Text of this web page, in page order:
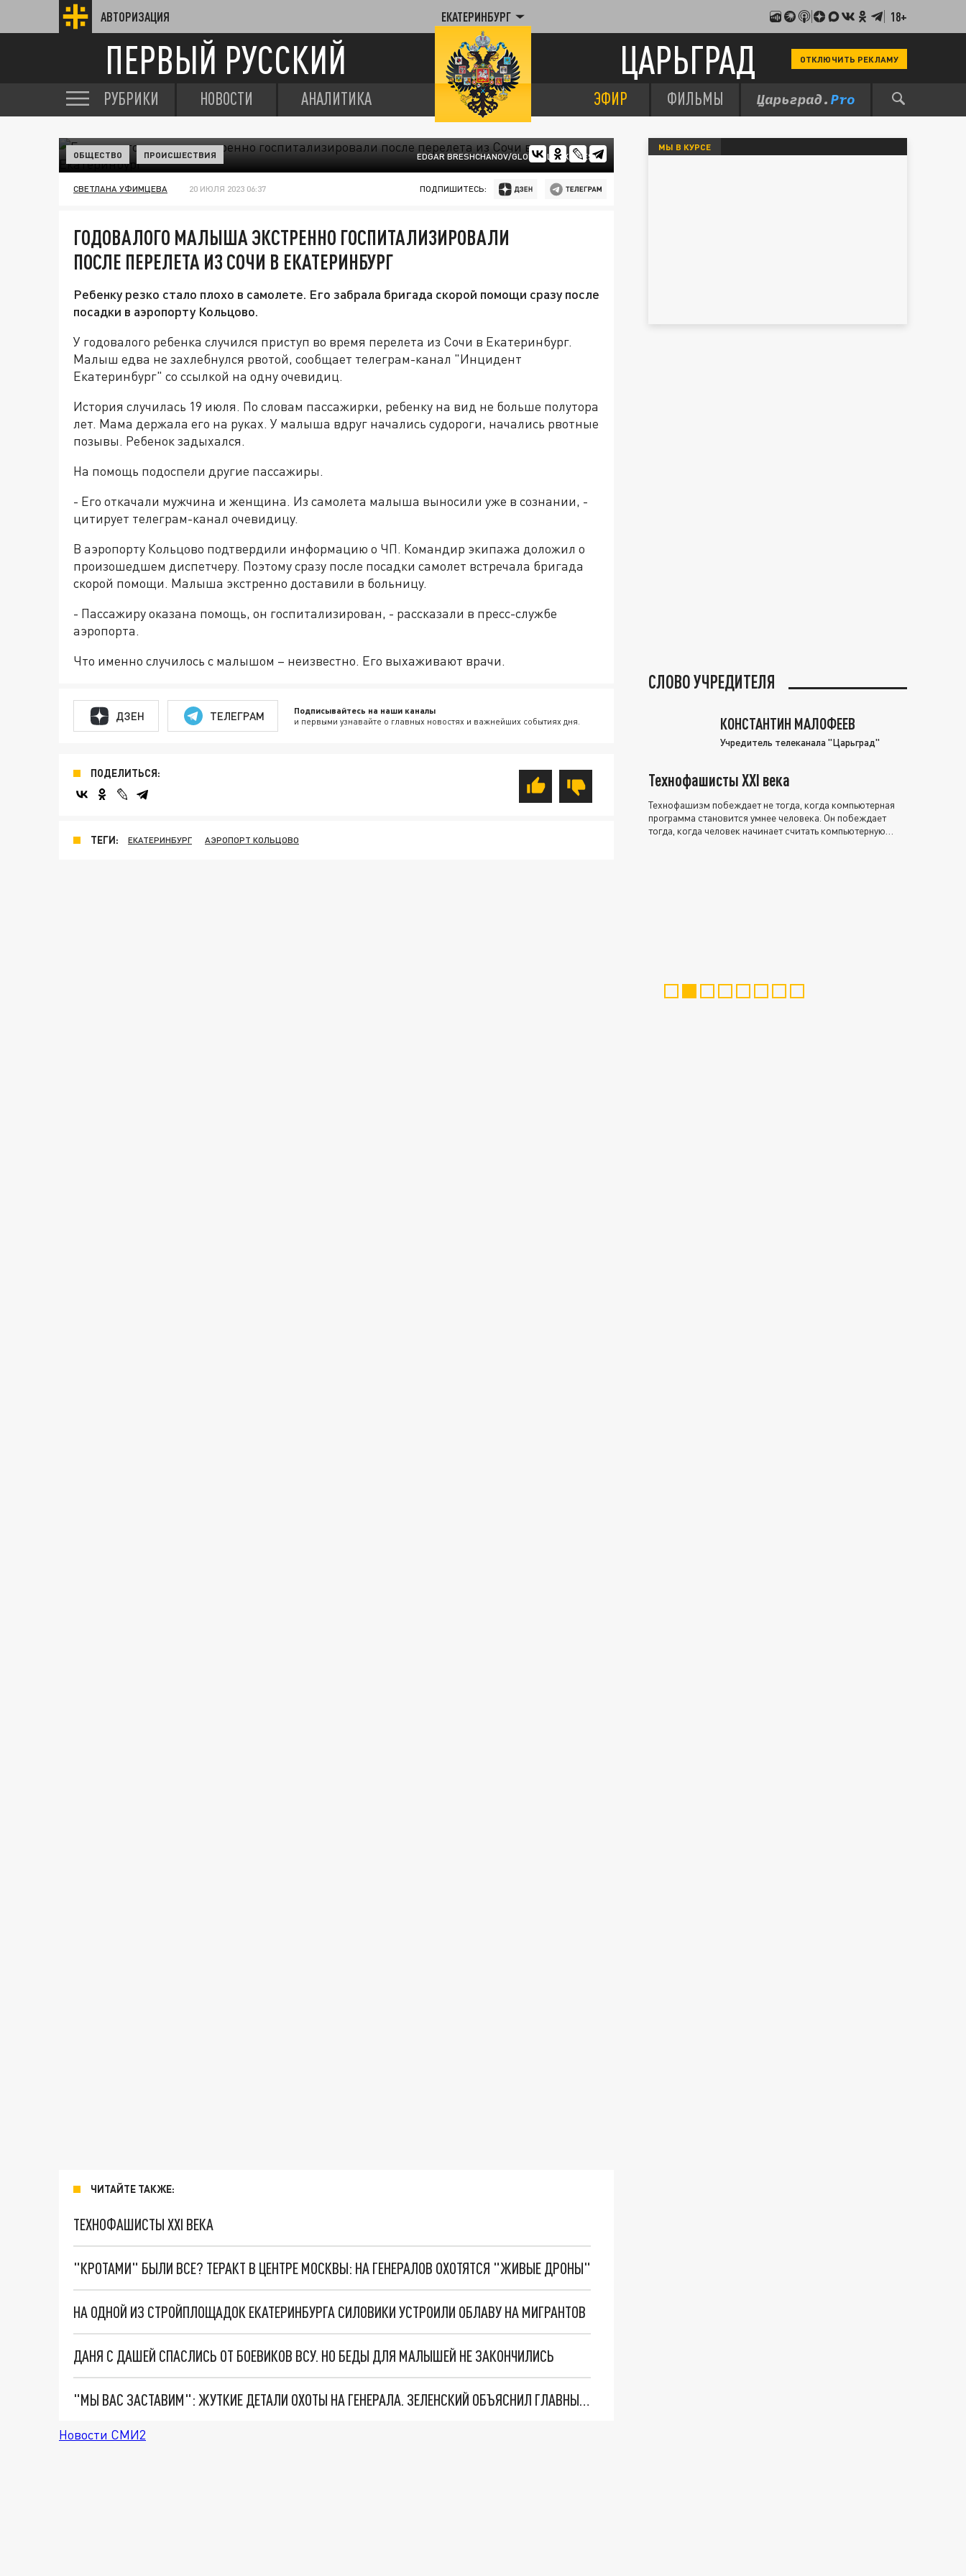
АВТОРИЗАЦИЯ ЕКАТЕРИНБУРГ 18+
ПЕРВЫЙ РУССКИЙ ЦАРЬГРАД ОТКЛЮЧИТЬ РЕКЛАМУ
РУБРИКИ НОВОСТИ АНАЛИТИКА ЭФИР ФИЛЬМЫ
EDGAR BRESHCHANOV/GLOBAL LOOK PRESS
ОБЩЕСТВО ПРОИСШЕСТВИЯ
СВЕТЛАНА УФИМЦЕВА 20 ИЮЛЯ 2023 06:37 ПОДПИШИТЕСЬ:
ГОДОВАЛОГО МАЛЫША ЭКСТРЕННО ГОСПИТАЛИЗИРОВАЛИ
ПОСЛЕ ПЕРЕЛЕТА ИЗ СОЧИ В ЕКАТЕРИНБУРГ
Ребенку резко стало плохо в самолете. Его забрала бригада скорой помощи сразу после
посадки в аэропорту Кольцово.
У годовалого ребенка случился приступ во время перелета из Сочи в Екатеринбург.
Малыш едва не захлебнулся рвотой, сообщает телеграм-канал "Инцидент
Екатеринбург" со ссылкой на одну очевидиц.
История случилась 19 июля. По словам пассажирки, ребенку на вид не больше полутора
лет. Мама держала его на руках. У малыша вдруг начались судороги, начались рвотные
позывы. Ребенок задыхался.
На помощь подоспели другие пассажиры.
- Его откачали мужчина и женщина. Из самолета малыша выносили уже в сознании, -
цитирует телеграм-канал очевидицу.
В аэропорту Кольцово подтвердили информацию о ЧП. Командир экипажа доложил о
произошедшем диспетчеру. Поэтому сразу после посадки самолет встречала бригада
скорой помощи. Малыша экстренно доставили в больницу.
- Пассажиру оказана помощь, он госпитализирован, - рассказали в пресс-службе
аэропорта.
Что именно случилось с малышом – неизвестно. Его выхаживают врачи.
ДЗЕН ТЕЛЕГРАМ Подписывайтесь на наши каналы
и первыми узнавайте о главных новостях и важнейших событиях дня.
ПОДЕЛИТЬСЯ:
ТЕГИ: ЕКАТЕРИНБУРГ АЭРОПОРТ КОЛЬЦОВО
ЧИТАЙТЕ ТАКЖЕ:
ТЕХНОФАШИСТЫ XXI ВЕКА
"КРОТАМИ" БЫЛИ ВСЕ? ТЕРАКТ В ЦЕНТРЕ МОСКВЫ: НА ГЕНЕРАЛОВ ОХОТЯТСЯ "ЖИВЫЕ ДРОНЫ"
НА ОДНОЙ ИЗ СТРОЙПЛОЩАДОК ЕКАТЕРИНБУРГА СИЛОВИКИ УСТРОИЛИ ОБЛАВУ НА МИГРАНТОВ
ДАНЯ С ДАШЕЙ СПАСЛИСЬ ОТ БОЕВИКОВ ВСУ. НО БЕДЫ ДЛЯ МАЛЫШЕЙ НЕ ЗАКОНЧИЛИСЬ
"МЫ ВАС ЗАСТАВИМ": ЖУТКИЕ ДЕТАЛИ ОХОТЫ НА ГЕНЕРАЛА. ЗЕЛЕНСКИЙ ОБЪЯСНИЛ ГЛАВНЫЙ СМЫСЛ ТЕРАКТА В ЦЕНТРЕ МОСКВЫ
Новости СМИ2
МЫ В КУРСЕ
СЛОВО УЧРЕДИТЕЛЯ
КОНСТАНТИН МАЛОФЕЕВ
Учредитель телеканала "Царьград"
Технофашисты XXI века
Технофашизм побеждает не тогда, когда компьютерная
программа становится умнее человека. Он побеждает
тогда, когда человек начинает считать компьютерную